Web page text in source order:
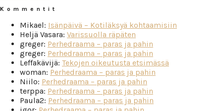
Kommentit
Mikael: Isänpäivä – Kotiläksyä kohtaamisiin
Heljä Vasara: Varissuolla räpäten
greger: Perhedraama – paras ja pahin
greger: Perhedraama – paras ja pahin
Leffakävijä: Tekojen oikeutusta etsimässä
woman: Perhedraama – paras ja pahin
Niilo: Perhedraama – paras ja pahin
terppa: Perhedraama – paras ja pahin
Paula2: Perhedraama – paras ja pahin